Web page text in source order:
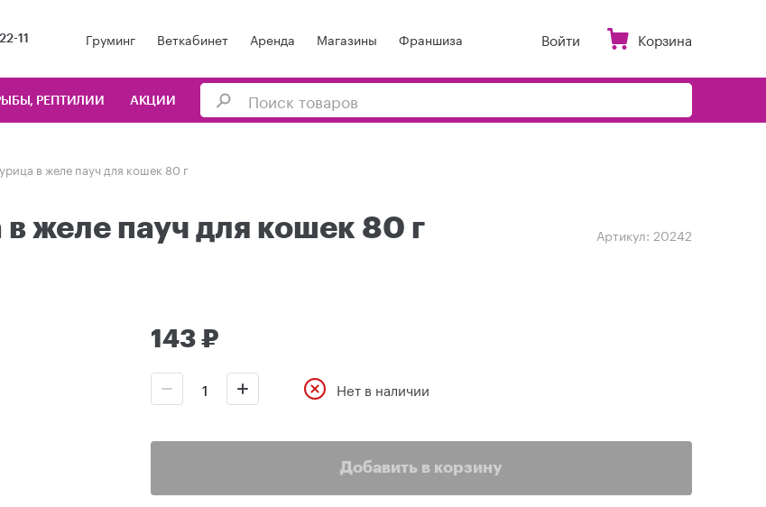
11 Груминг Веткабинет Аренда Магазины Франшиза Войти Корзина
РЕПТИЛИИ АКЦИИ
в желе пауч для кошек 80 г
желе пауч для кошек 80 г Артикул: 20242
143 ₽
Нет в наличии
Добавить в корзину